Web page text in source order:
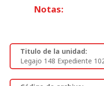
Notas:
Titulo de la unidad:
Legajo 148 Expediente